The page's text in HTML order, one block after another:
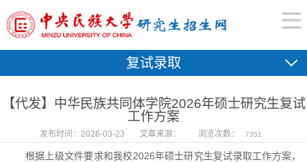
复试录取
【代发】中华民族共同体学院2026年硕士研究生复试
工作方案
发布时间：2026-03-23 文章来源： 浏览次数： 7351
根据上级文件要求和我校2026年硕士研究生复试录取工作方案，